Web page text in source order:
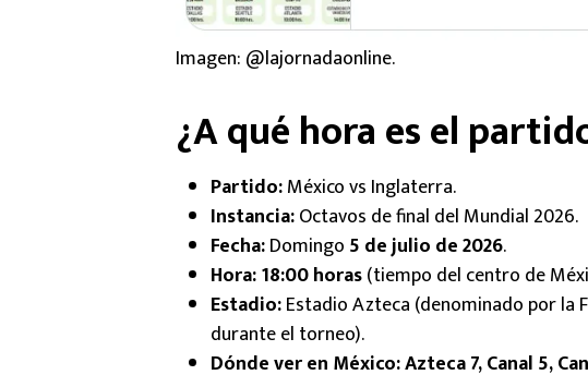
Imagen: @lajornadaonline.
¿A qué hora es el
Partido:México vs Inglaterra.
Instancia:Octavos de final del Mundial 2026.
Fecha:Domingo 5 de julio de 2026.
Hora:18:00 horas(tiempo del centro de
Estadio:Estadio Azteca (denominado por la
durante el torneo).
Dónde ver en México:Azteca 7, Canal 5,